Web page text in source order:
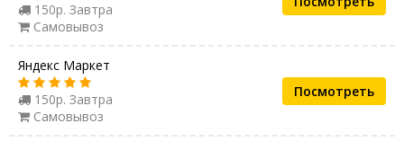
150р. Завтра
Самовывоз
Яндекс Маркет
150р. Завтра
Самовывоз
Посмотреть